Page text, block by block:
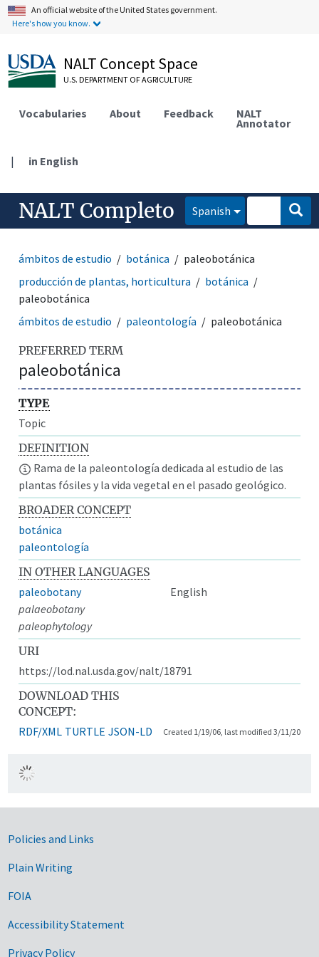
An official website of the United States government.
Here's how you know.
NALT Concept Space
U.S. DEPARTMENT OF AGRICULTURE
Vocabularies About Feedback NALT
Annotator
| in English
NALT Completo Spanish
ámbitos de estudio botánica
paleobotánica
producción de plantas, horticultura
botánica
paleobotánica
ámbitos de estudio
paleontología paleobotánica
PREFERRED TERM
paleobotánica
TYPE
Topic
DEFINITION
Rama de la paleontología dedicada al estudio de las
plantas fósiles y la vida vegetal en el pasado geológico.
BROADER CONCEPT
botánica
paleontología
IN OTHER LANGUAGES
paleobotany
English
palaeobotany
paleophytology
URI
https://lod.nal.usda.gov/nalt/18791
DOWNLOAD THIS
CONCEPT:
RDF/XML TURTLE JSON-LD Created 1/19/06, last modified 3/11/20
Government Links
Policies and Links
Plain Writing
FOIA
Accessibility Statement
Privacy Policy